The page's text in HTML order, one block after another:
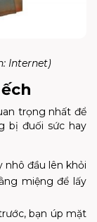
Internet)
trọng nhất để
bị đuối sức hay
nhô đầu lên khỏi
miệng để lấy
bạn úp mặt